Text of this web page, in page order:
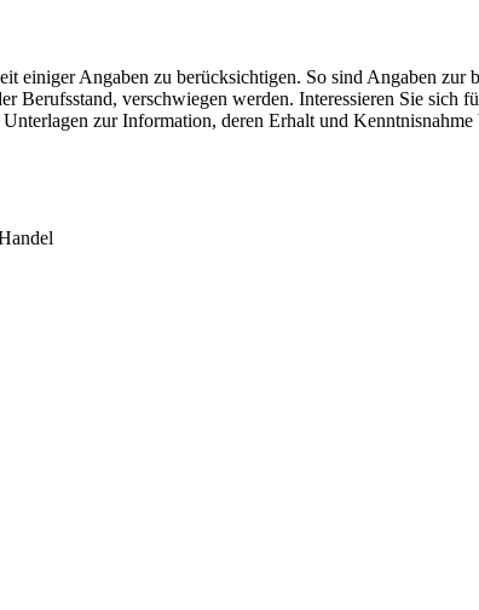
Angaben zu berücksichtigen. So sind Angaben zur
verschwiegen werden. Interessieren Sie sich
zur Information, deren Erhalt und Kenntnisnahme